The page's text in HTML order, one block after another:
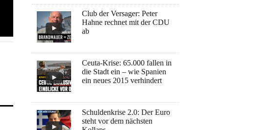
Club der Versager: Peter
Hahne rechnet mit der CDU
ab
Ceuta-Krise: 65.000 fallen in
die Stadt ein – wie Spanien
ein neues 2015 verhindert
Schuldenkrise 2.0: Der Euro
steht vor dem nächsten